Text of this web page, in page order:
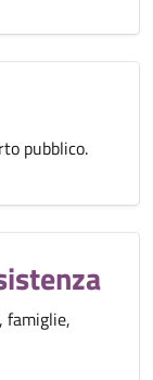
pubblico.
famiglie,